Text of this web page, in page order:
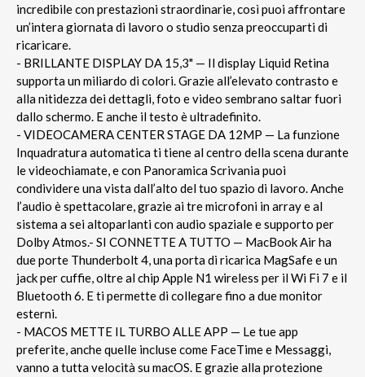
incredibile con prestazioni straordinarie, così puoi affrontare
un’intera giornata di lavoro o studio senza preoccuparti di
ricaricare.
- BRILLANTE DISPLAY DA 15,3" — Il display Liquid Retina
supporta un miliardo di colori. Grazie all’elevato contrasto e
alla nitidezza dei dettagli, foto e video sembrano saltar fuori
dallo schermo. E anche il testo è ultradefinito.
- VIDEOCAMERA CENTER STAGE DA 12MP — La funzione
Inquadratura automatica ti tiene al centro della scena durante
le videochiamate, e con Panoramica Scrivania puoi
condividere una vista dall’alto del tuo spazio di lavoro. Anche
l’audio è spettacolare, grazie ai tre microfoni in array e al
sistema a sei altoparlanti con audio spaziale e supporto per
Dolby Atmos.- SI CONNETTE A TUTTO — MacBook Air ha
due porte Thunderbolt 4, una porta di ricarica MagSafe e un
jack per cuffie, oltre al chip Apple N1 wireless per il Wi Fi 7 e il
Bluetooth 6. E ti permette di collegare fino a due monitor
esterni.
- MACOS METTE IL TURBO ALLE APP — Le tue app
preferite, anche quelle incluse come FaceTime e Messaggi,
vanno a tutta velocità su macOS. E grazie alla protezione